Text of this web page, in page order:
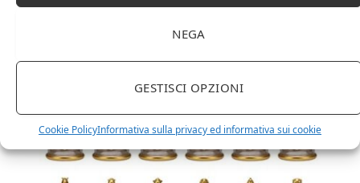
NEGA
GESTISCI OPZIONI
Cookie PolicyInformativa sulla privacy ed informativa sui cookie
DOT Horeca Solutions 1000 Bicchieri PET
trasparenti monouso 350 ML tacca 0,3 alta qualità
usa e getta bicchiere riciclabili per acqua bevande
birra cocktail drink